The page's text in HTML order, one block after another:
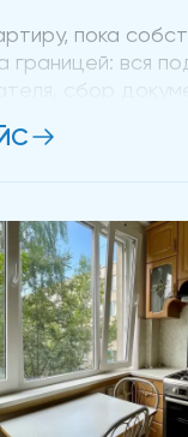
пока
границей: вся
личного